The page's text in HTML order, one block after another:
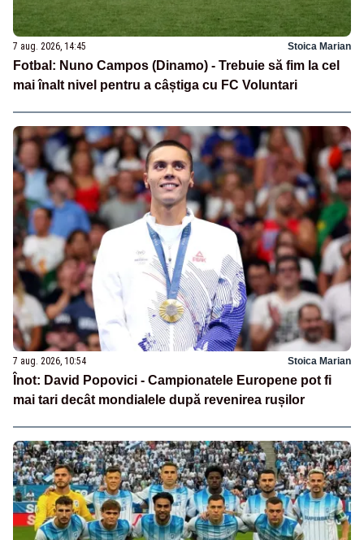
7 aug. 2026, 14:45 Stoica Marian
Fotbal: Nuno Campos (Dinamo) - Trebuie să fim la cel
mai înalt nivel pentru a câștiga cu FC Voluntari
7 aug. 2026, 10:54 Stoica Marian
Înot: David Popovici - Campionatele Europene pot fi
mai tari decât mondialele după revenirea rușilor